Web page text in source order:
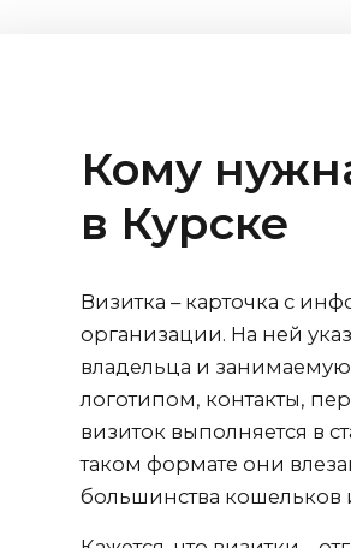
Кому
в Курске
Визитка – карточка с
организации. На ней
владельца и
логотипом, контакты,
визиток выполняется в
таком формате они
большинства кошельков